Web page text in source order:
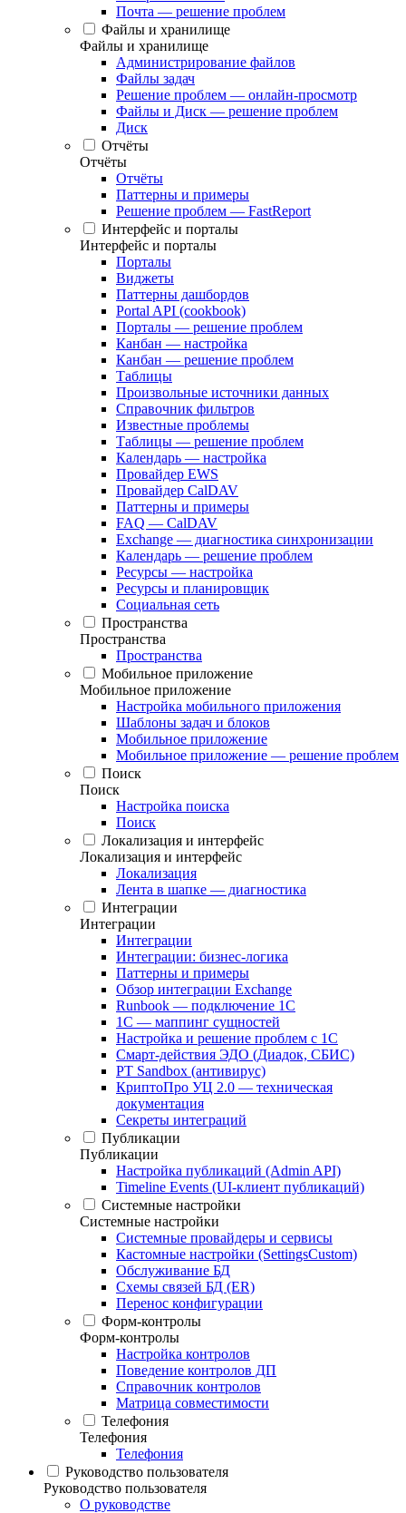
Почта — решение проблем
Файлы и хранилище
Файлы и хранилище
Администрирование файлов
Файлы задач
Решение проблем — онлайн-просмотр
Файлы и Диск — решение проблем
Диск
Отчёты
Отчёты
Отчёты
Паттерны и примеры
Решение проблем — FastReport
Интерфейс и порталы
Интерфейс и порталы
Порталы
Виджеты
Паттерны дашбордов
Portal API (cookbook)
Порталы — решение проблем
Канбан — настройка
Канбан — решение проблем
Таблицы
Произвольные источники данных
Справочник фильтров
Известные проблемы
Таблицы — решение проблем
Календарь — настройка
Провайдер EWS
Провайдер CalDAV
Паттерны и примеры
FAQ — CalDAV
Exchange — диагностика синхронизации
Календарь — решение проблем
Ресурсы — настройка
Ресурсы и планировщик
Социальная сеть
Пространства
Пространства
Пространства
Мобильное приложение
Мобильное приложение
Настройка мобильного приложения
Шаблоны задач и блоков
Мобильное приложение
Мобильное приложение — решение проблем
Поиск
Поиск
Настройка поиска
Поиск
Локализация и интерфейс
Локализация и интерфейс
Локализация
Лента в шапке — диагностика
Интеграции
Интеграции
Интеграции
Интеграции: бизнес-логика
Паттерны и примеры
Обзор интеграции Exchange
Runbook — подключение 1С
1С — маппинг сущностей
Настройка и решение проблем с 1С
Смарт-действия ЭДО (Диадок, СБИС)
PT Sandbox (антивирус)
КриптоПро УЦ 2.0 — техническая
документация
Секреты интеграций
Публикации
Публикации
Настройка публикаций (Admin API)
Timeline Events (UI-клиент публикаций)
Системные настройки
Системные настройки
Системные провайдеры и сервисы
Кастомные настройки (SettingsCustom)
Обслуживание БД
Схемы связей БД (ER)
Перенос конфигурации
Форм-контролы
Форм-контролы
Настройка контролов
Поведение контролов ДП
Справочник контролов
Матрица совместимости
Телефония
Телефония
Телефония
Руководство пользователя
Руководство пользователя
О руководстве